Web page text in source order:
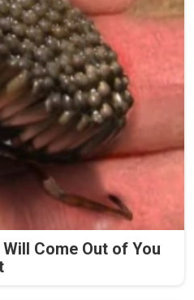
Come Out of You